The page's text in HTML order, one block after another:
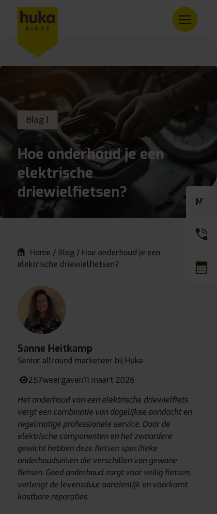
Blog |
Hoe onderhoud je een
elektrische
driewielfietsen?
Home / Blog / Hoe onderhoud je een
elektrische driewielfietsen?
Sanne Heitkamp
Senior allround marketeer bij Huka
257weergaven11 maart 2026
Het onderhoud van een elektrische driewielfiets
vergt een combinatie van dagelijkse aandacht en
regelmatige professionele service. Door de
elektrische componenten en het zwaardere
gewicht hebben deze fietsen specifieke
onderhoudseisen die verschillen van gewone
fietsen. Goed onderhoud zorgt voor veilig fietsen,
verlengt de levensduur aanzienlijk en voorkomt
kostbare reparaties.
NL